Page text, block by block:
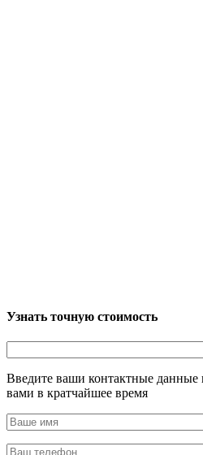
Узнать точную стоимость
Введите ваши контактные данные
вами в кратчайшее время